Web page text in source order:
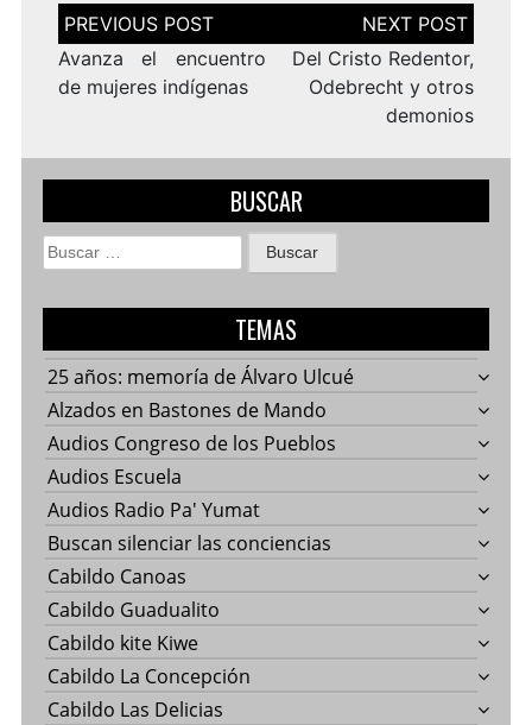
Navegación
de
entradas
Avanza el encuentro
de mujeres indígenas
Del Cristo Redentor,
Odebrecht y otros
demonios
BUSCAR
Buscar:
TEMAS
25 años: memoría de Álvaro Ulcué
Alzados en Bastones de Mando
Audios Congreso de los Pueblos
Audios Escuela
Audios Radio Pa' Yumat
Buscan silenciar las conciencias
Cabildo Canoas
Cabildo Guadualito
Cabildo kite Kiwe
Cabildo La Concepción
Cabildo Las Delicias